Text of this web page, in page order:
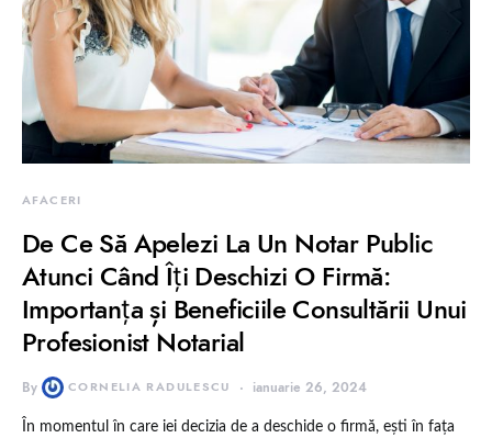
AFACERI
De Ce Să Apelezi La Un Notar Public
Atunci Când Îți Deschizi O Firmă:
Importanța și Beneficiile Consultării Unui
Profesionist Notarial
By CORNELIA RADULESCU ianuarie 26, 2024
În momentul în care iei decizia de a deschide o firmă, ești în fața